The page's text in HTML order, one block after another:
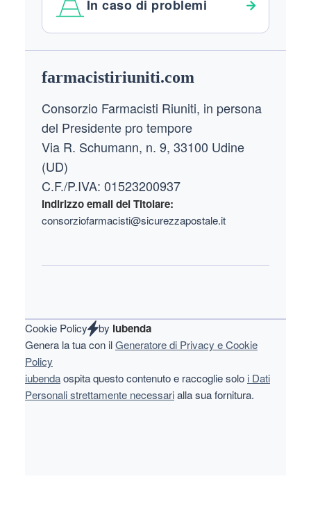
In caso di problemi
farmacistiriuniti.com
Consorzio Farmacisti Riuniti, in persona
del Presidente pro tempore
Via R. Schumann, n. 9, 33100 Udine
(UD)
C.F./P.IVA: 01523200937
Indirizzo email del Titolare:
consorziofarmacisti@sicurezzapostale.it
Cookie Policy by iubenda
Genera la tua con ilGeneratore di Privacy e Cookie
Policy
iubendaospita questo contenuto e raccoglie solo i Dati
Personali strettamente necessarialla sua fornitura.